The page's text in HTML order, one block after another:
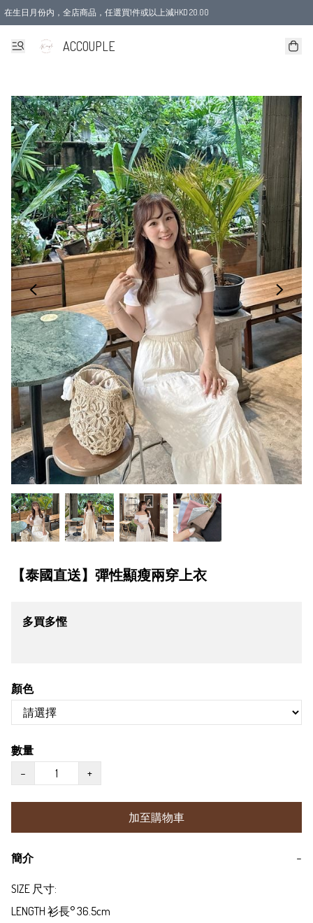
在生日月份内，全店商品，任選買1件或以上減HKD 20.00
ACCOUPLE
【泰國直送】彈性顯瘦兩穿上衣
多買多慳
顏色
數量
−
+
加至購物車
簡介 −
SIZE 尺寸:
LENGTH 衫長° 36.5cm